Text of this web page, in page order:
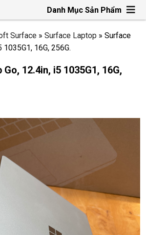
Danh Mục Sản Phẩm
Surface » Surface Laptop » Surface
16G, 256G.
12.4in, i5 1035G1, 16G,